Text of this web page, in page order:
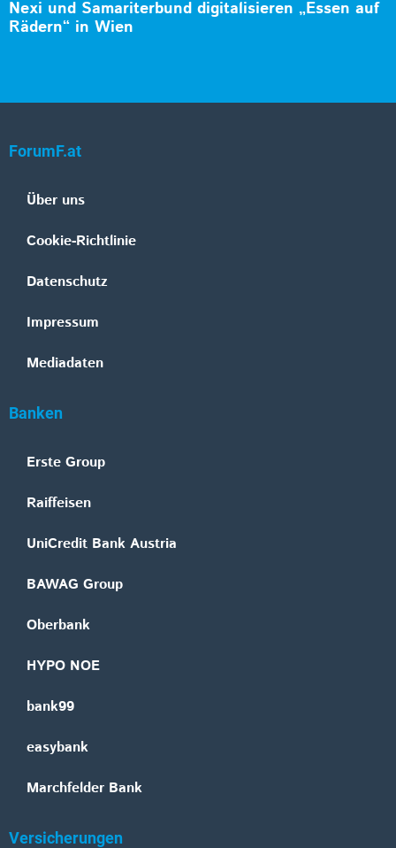
Nexi und Samariterbund digitalisieren „Essen auf
Rädern“ in Wien
ForumF.at
Über uns
Cookie-Richtlinie
Datenschutz
Impressum
Mediadaten
Banken
Erste Group
Raiffeisen
UniCredit Bank Austria
BAWAG Group
Oberbank
HYPO NOE
bank99
easybank
Marchfelder Bank
Versicherungen